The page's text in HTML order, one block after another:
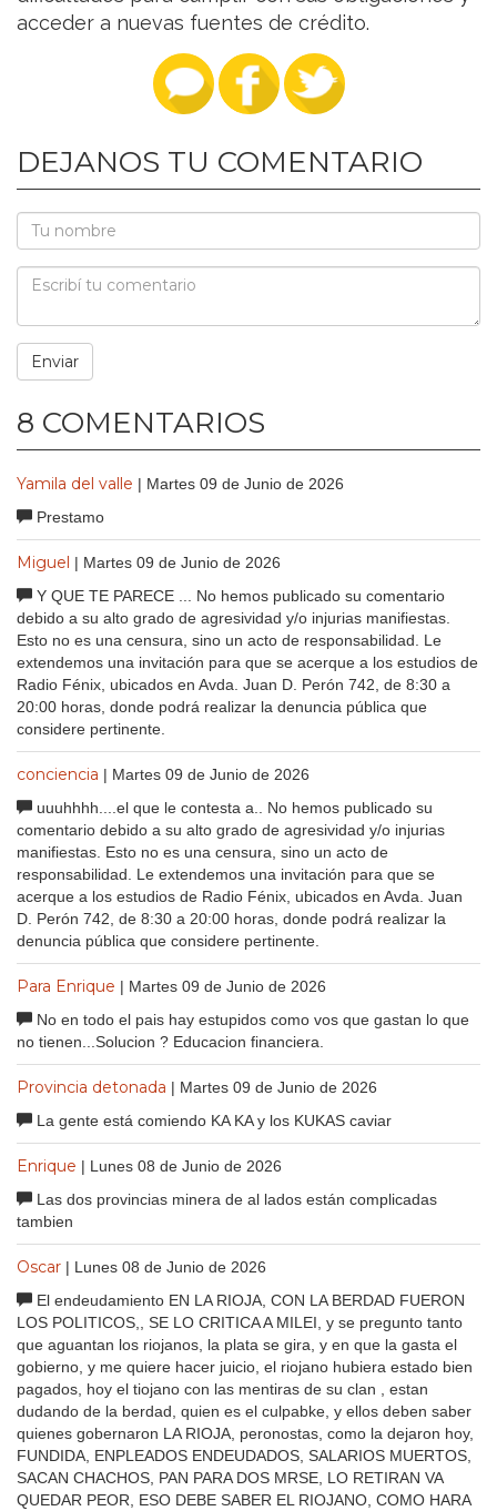
acceder a nuevas fuentes de crédito.
DEJANOS TU COMENTARIO
8 COMENTARIOS
Yamila del valle | Martes 09 de Junio de 2026
Prestamo
Miguel | Martes 09 de Junio de 2026
Y QUE TE PARECE ... No hemos publicado su comentario
debido a su alto grado de agresividad y/o injurias manifiestas.
Esto no es una censura, sino un acto de responsabilidad. Le
extendemos una invitación para que se acerque a los estudios de
Radio Fénix, ubicados en Avda. Juan D. Perón 742, de 8:30 a
20:00 horas, donde podrá realizar la denuncia pública que
considere pertinente.
conciencia | Martes 09 de Junio de 2026
uuuhhhh....el que le contesta a.. No hemos publicado su
comentario debido a su alto grado de agresividad y/o injurias
manifiestas. Esto no es una censura, sino un acto de
responsabilidad. Le extendemos una invitación para que se
acerque a los estudios de Radio Fénix, ubicados en Avda. Juan
D. Perón 742, de 8:30 a 20:00 horas, donde podrá realizar la
denuncia pública que considere pertinente.
Para Enrique | Martes 09 de Junio de 2026
No en todo el pais hay estupidos como vos que gastan lo que
no tienen...Solucion ? Educacion financiera.
Provincia detonada | Martes 09 de Junio de 2026
La gente está comiendo KA KA y los KUKAS caviar
Enrique | Lunes 08 de Junio de 2026
Las dos provincias minera de al lados están complicadas
tambien
Oscar | Lunes 08 de Junio de 2026
El endeudamiento EN LA RIOJA, CON LA BERDAD FUERON
LOS POLITICOS,, SE LO CRITICA A MILEI, y se pregunto tanto
que aguantan los riojanos, la plata se gira, y en que la gasta el
gobierno, y me quiere hacer juicio, el riojano hubiera estado bien
pagados, hoy el tiojano con las mentiras de su clan , estan
dudando de la berdad, quien es el culpabke, y ellos deben saber
quienes gobernaron LA RIOJA, peronostas, como la dejaron hoy,
FUNDIDA, ENPLEADOS ENDEUDADOS, SALARIOS MUERTOS,
SACAN CHACHOS, PAN PARA DOS MRSE, LO RETIRAN VA
QUEDAR PEOR, ESO DEBE SABER EL RIOJANO, COMO HARA